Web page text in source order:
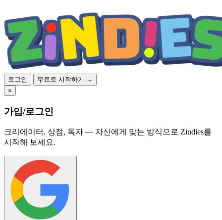
로그인
무료로 시작하기 →
×
가입/로그인
크리에이터, 상점, 독자 — 자신에게 맞는 방식으로 Zindies를
시작해 보세요.